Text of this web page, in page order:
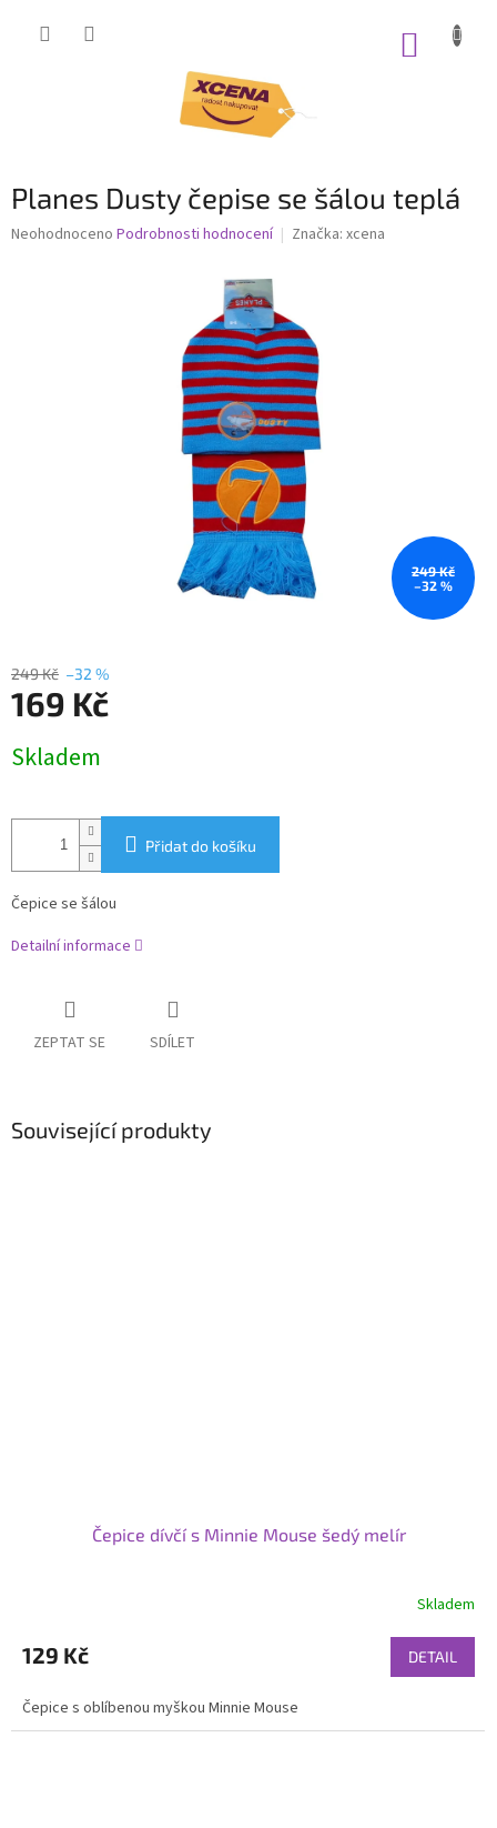
Planes Dusty čepise se šálou teplá
Průměrné
Neohodnoceno Podrobnosti hodnocení Značka: xcena
249 Kč
–32 %
249 Kč –32 %
169 Kč
cena:
Skladem
Přidat do košíku
Čepice se šálou
Detailní informace
ZEPTAT SE SDÍLET
Související produkty
Čepice dívčí s Minnie Mouse šedý melír
Skladem
129 Kč DETAIL
Čepice s oblíbenou myškou Minnie Mouse